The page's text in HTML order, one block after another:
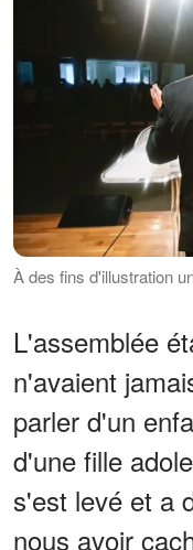
À des fins d'illustration
L'assemblée
n'avaient
parler d'un
d'une fille
s'est levé et a
nous avoir